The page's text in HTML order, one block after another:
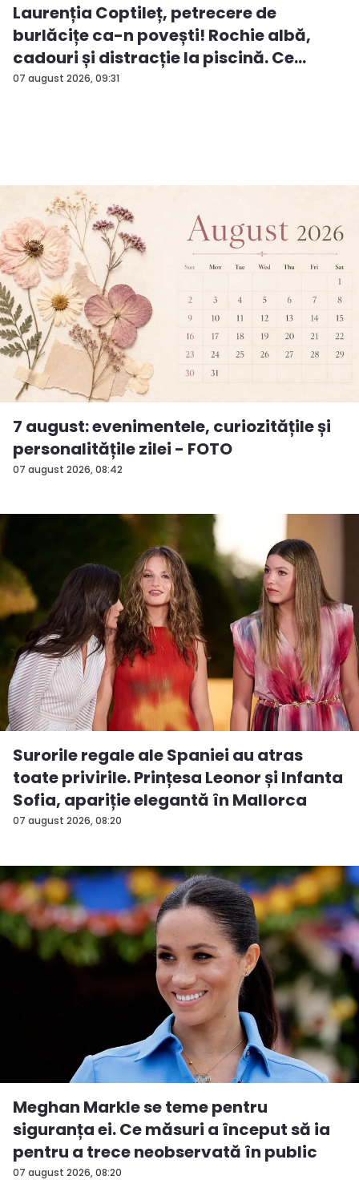
07 august 2026, 09:31
Laurenția Coptileț, petrecere de
burlăcițe ca-n povești! Rochie albă,
cadouri și distracție la piscină. Ce
surp...
07 august 2026, 08:42
7 august: evenimentele, curiozitățile și
personalitățile zilei - FOTO
07 august 2026, 08:20
Surorile regale ale Spaniei au atras
toate privirile. Prințesa Leonor și Infanta
Sofia, apariție elegantă în Mallorca
07 august 2026, 08:20
Meghan Markle se teme pentru
siguranța ei. Ce măsuri a început să ia
pentru a trece neobservată în public